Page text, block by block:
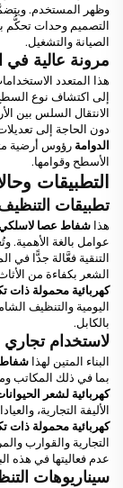
وظهر المستخدم.
التصميم وحدات تحكُّم
الصيانة والتشغيل.
مرونة عالية في
هذا المتعدد
إلى اكتشاف نوع
دون الحاجة إلى
الدوامة رؤوس أرضية
الأسطح وقوامها.
التطبيقات
تطبيقات
هذا شفاط عصا
عوامل بالغة الأهمية.
التنقية فعَّالة جدًّا في
الشعر بكفاءة من
كهربائية محمولة ذات
اليومية والتنظيف
بالكابل.
لاستخدام
البناء المتين لهذا
بما في ذلك المكاتب
كهربائية لشعر
الأليفة التجارية،
كهربائية محمولة ذات
التجارية والقوارب
عدم فعاليتها في هذه
سيناريوهات